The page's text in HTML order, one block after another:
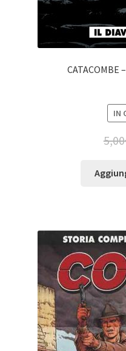
CATACOMBE
IN
5,00